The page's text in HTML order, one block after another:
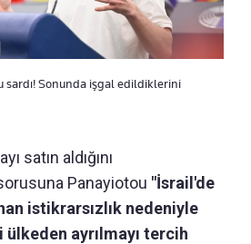
sardı! Sonunda işgal edildiklerini
satın aldığını
Panayiotou "İsrail'de
istikrarsızlık nedeniyle
ayrılmayı tercih